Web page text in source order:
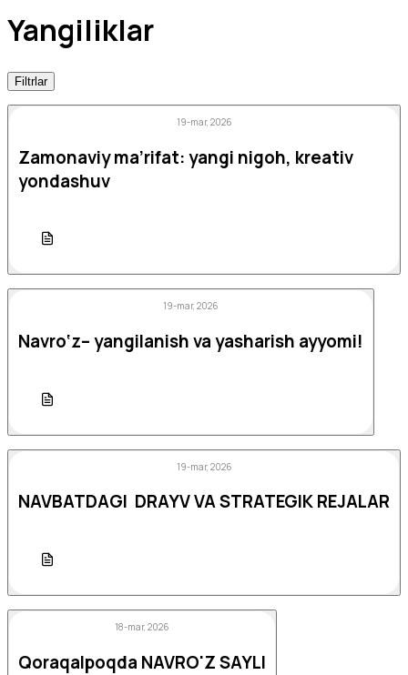
Yangiliklar
Filtrlar
19-mar, 2026
Zamonaviy ma’rifat: yangi nigoh, kreativ
yondashuv
19-mar, 2026
Navro‘z– yangilanish va yasharish ayyomi!
19-mar, 2026
NAVBATDAGI DRAYV VA STRATEGIK REJALAR
18-mar, 2026
Qoraqalpoqda NAVRO'Z SAYLI